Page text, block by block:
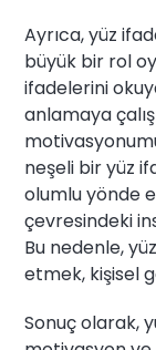
Ayrıca, yüz
büyük bir rol
ifadelerini
anlamaya
neşeli bir yüz
olumlu yönde
çevresindeki
Bu nedenle,
etmek, kişisel
Sonuç olarak,